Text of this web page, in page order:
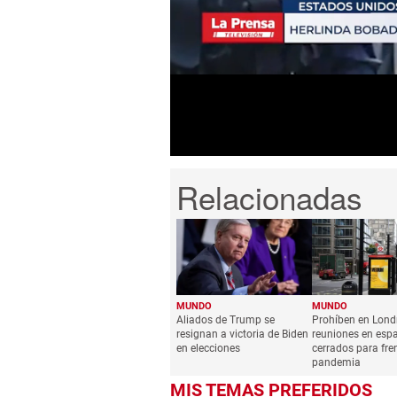
seconds
minute,
36
MUNDO
Aliados de Trump se
resignan a victoria de Biden
en elecciones
MUNDO
Prohíben en
reuniones en
cerrados para
pandemia
MIS TEMAS PREFERIDOS